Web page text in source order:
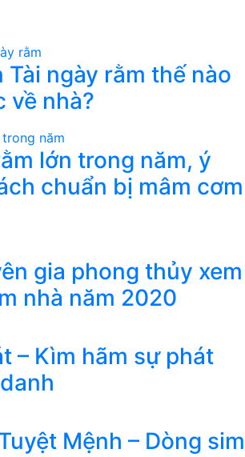
Tài ngày rằm thế nào
về nhà?
lớn trong năm, ý
chuẩn bị mâm cơm
gia phong thủy xem
nhà năm 2020
– Kìm hãm sự phát
Mệnh – Dòng sim